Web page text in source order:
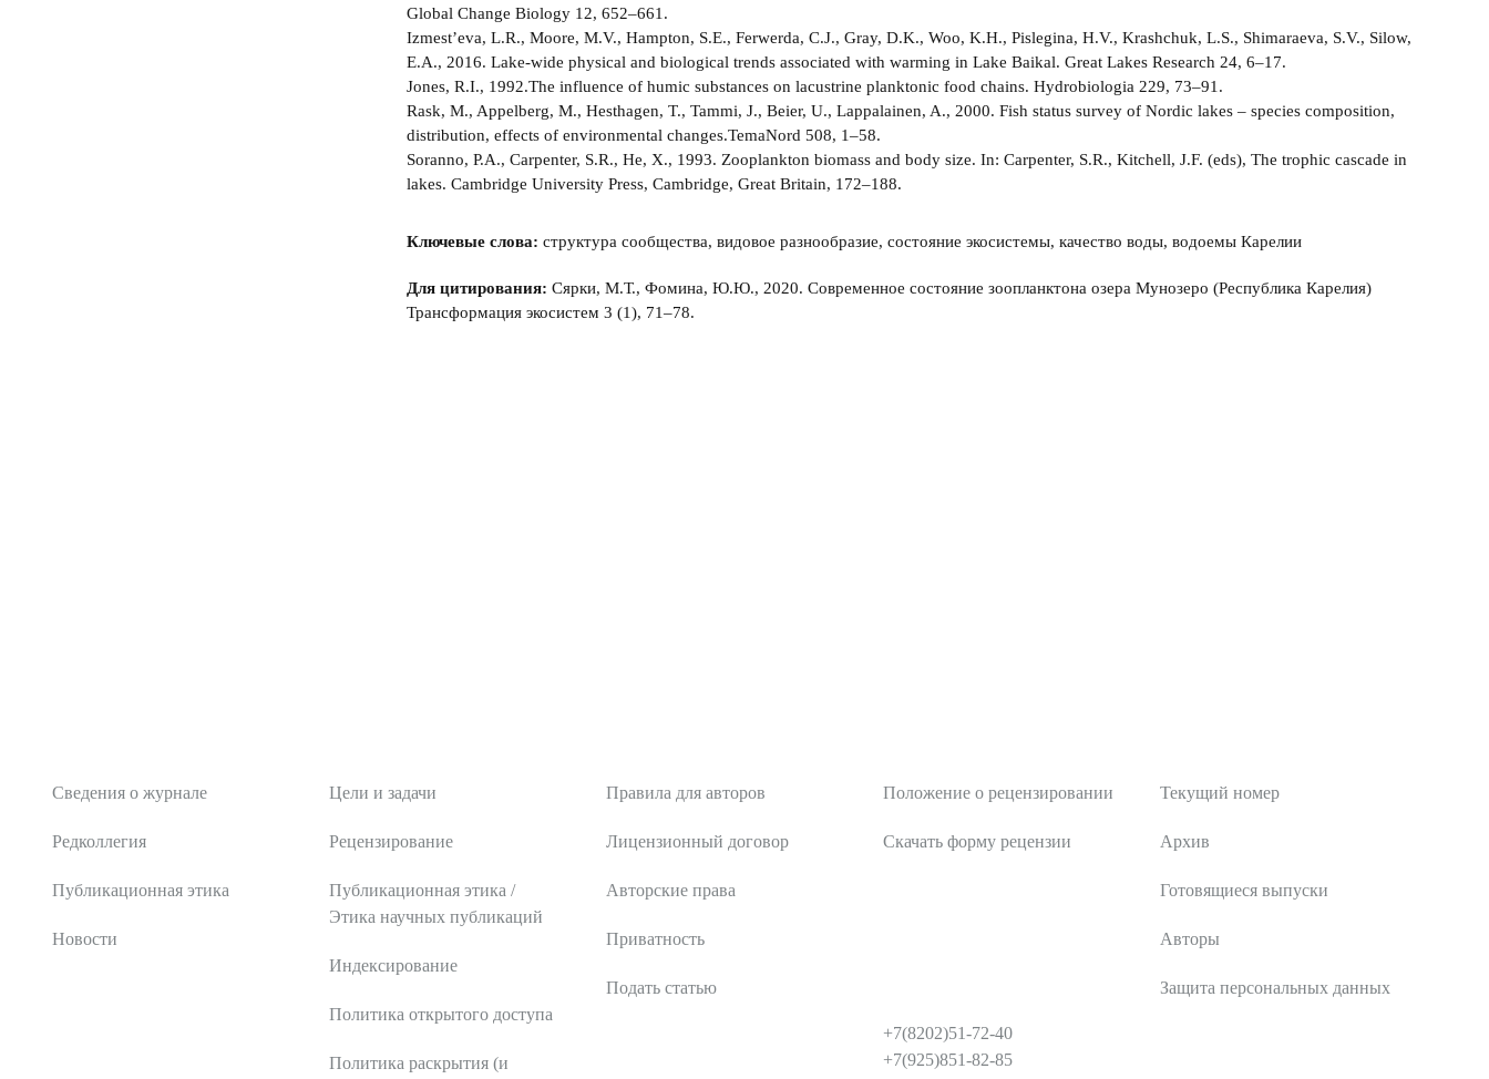
Global Change Biology 12, 652–661.
Izmest’eva, L.R., Moore, M.V., Hampton, S.E., Ferwerda, C.J., Gray, D.K., Woo, K.H., Pislegina, H.V., Krashchuk, L.S., Shimaraeva, S.V., Silow,
E.A., 2016. Lake-wide physical and biological trends associated with warming in Lake Baikal. Great Lakes Research 24, 6–17.
Jones, R.I., 1992.The influence of humic substances on lacustrine planktonic food chains. Hydrobiologia 229, 73–91.
Rask, M., Appelberg, M., Hesthagen, T., Tammi, J., Beier, U., Lappalainen, A., 2000. Fish status survey of Nordic lakes – species composition,
distribution, effects of environmental changes.TemaNord 508, 1–58.
Soranno, P.A., Carpenter, S.R., He, X., 1993. Zooplankton biomass and body size. In: Carpenter, S.R., Kitchell, J.F. (eds), The trophic cascade in
lakes. Cambridge University Press, Cambridge, Great Britain, 172–188.
Ключевые слова: структура сообщества, видовое разнообразие, состояние экосистемы, качество воды, водоемы Карелии
Для цитирования: Сярки, М.Т., Фомина, Ю.Ю., 2020. Современное состояние зоопланктона озера Мунозеро (Республика Карелия)
Трансформация экосистем 3 (1), 71–78.
Сведения о журнале
Редколлегия
Публикационная этика
Новости
Цели и задачи
Рецензирование
Публикационная этика /
Этика научных публикаций
Индексирование
Политика открытого доступа
Политика раскрытия (и
Правила для авторов
Лицензионный договор
Авторские права
Приватность
Подать статью
Положение о рецензировании
Скачать форму рецензии
Текущий номер
Архив
Готовящиеся выпуски
Авторы
+7(8202)51-72-40
+7(925)851-82-85
Защита персональных данных